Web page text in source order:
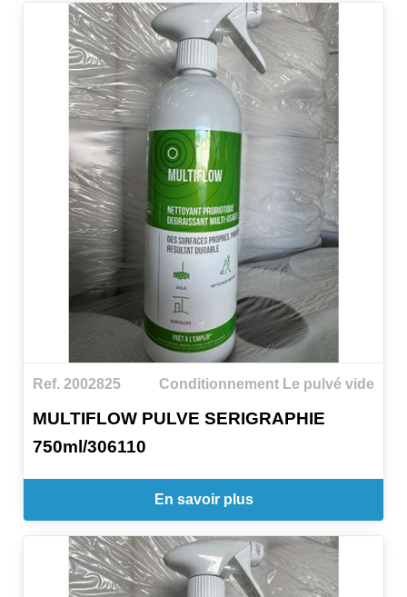
Ref. 2002825 Conditionnement Le pulvé vide
MULTIFLOW PULVE SERIGRAPHIE
750ml/306110
En savoir plus